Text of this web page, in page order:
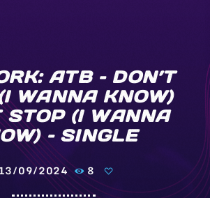
ATB – DON’T
WANNA KNOW)
STOP (I WANNA
– SINGLE
09/2024 8